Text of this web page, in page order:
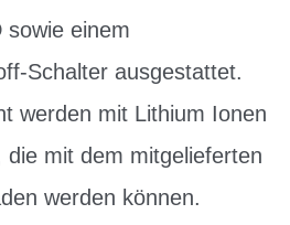
sowie einem
Schalter ausgestattet.
werden mit Lithium Ionen
mit dem mitgelieferten
werden können.